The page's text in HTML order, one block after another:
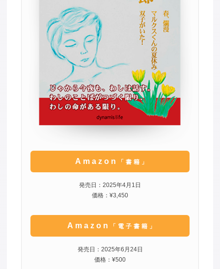
Amazon 「書籍」
発売日：2025年4月1日
価格：¥3,450
Amazon 「電子書籍」
発売日：2025年6月24日
価格：¥500